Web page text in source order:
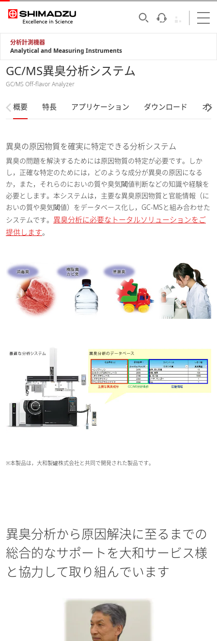
分析計測機器
Analytical and Measuring Instruments
GC/MS異臭分析システム
GC/MS Off-flavor Analyzer
概要 特長 アプリケーション ダウンロード オ
異臭の原因物質を確実に特定できる分析システム
異臭の問題を解決するためには原因物質の特定が必要です。しか
し，正確な特定のためには，どのような成分が異臭の原因になる
か，また，それらのにおいの質や臭気閾値判断などの知識や経験を
必要とします。本システムは，主要な異臭原因物質と官能情報（に
おいの質や臭気閾値）をデータベース化し，GC-MSと組み合わせた
システムです。 異臭分析に必要なトータルソリューションをご
提供します。
※本製品は，大和製罐株式会社と共同で開発された製品です。
異臭分析から原因解決に至るまでの
総合的なサポートを大和サービス様
と協力して取り組んでいます